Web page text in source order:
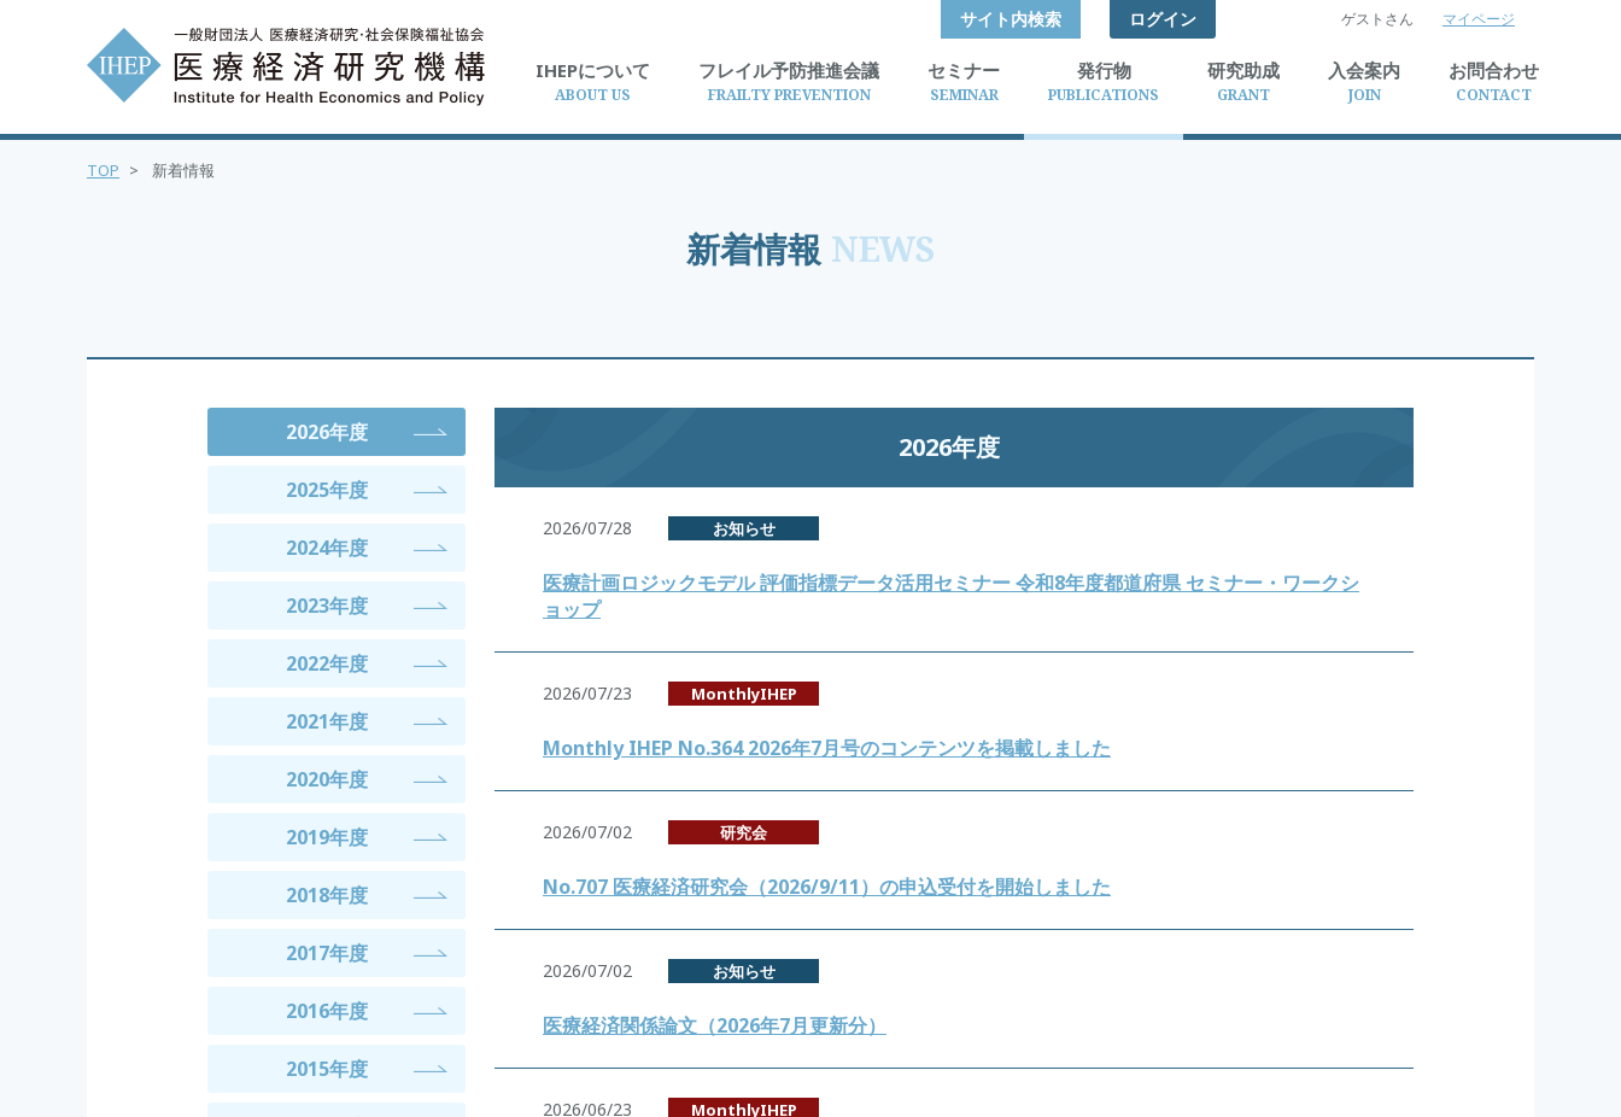
サイト内検索 検索
ログイン ゲストさん マイページ
IHEPについて
ABOUT US
フレイル予防推進会議
FRAILTY PREVENTION
セミナー
SEMINAR
発行物
PUBLICATIONS
研究助成
GRANT
入会案内
JOIN
お問合わせ
CONTACT
新着情報 NEWS
TOP > 新着情報
2026年度
2025年度
2024年度
2023年度
2022年度
2021年度
2020年度
2019年度
2018年度
2017年度
2016年度
2015年度
2026年度
2026/07/28 お知らせ
医療計画ロジックモデル 評価指標データ活用セミナー 令和8年度都道府県 セミナー・ワークシ
ョップ
2026/07/23 MonthlyIHEP
Monthly IHEP No.364 2026年7月号のコンテンツを掲載しました
2026/07/02 研究会
No.707 医療経済研究会（2026/9/11）の申込受付を開始しました
2026/07/02 お知らせ
医療経済関係論文（2026年7月更新分）
2026/06/23 MonthlyIHEP